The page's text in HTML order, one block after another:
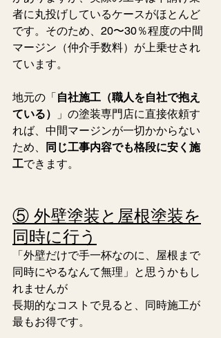
者に丸投げしているケースがほとんど
です。そのため、20〜30％程度の中間
マージン（仲介手数料）が上乗せされ
ています。
地元の「自社施工（職人を自社で抱え
ている）
」の塗装専門店に直接依頼す
れば、中間マージンが一切かからない
ため、
同じ工事内容でも格段に安く施
工できます。
⑤ 外壁塗装と屋根塗装を
同時に行う
「外壁だけで手一杯なのに、屋根まで
同時にやるなんて無理」と思うかもし
れませんが
長期的なコストで見ると、同時施工が
最もお得です。